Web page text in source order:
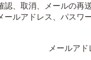
認、取消、メールの再
ールアドレス、パスワ
メールアド